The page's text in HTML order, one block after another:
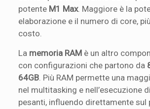
potente M1 Max. Maggiore è la
elaborazione e il numero di core,
costo.
La memoria RAM è un altro
con configurazioni che partono da
64GB . Più RAM permette una
nel multitasking e nell’esecuzione
pesanti, influendo direttamente sul